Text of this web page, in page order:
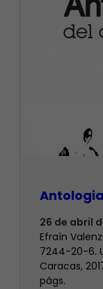
26 de abril
Efraín
7244-20-6.
Caracas,
págs.